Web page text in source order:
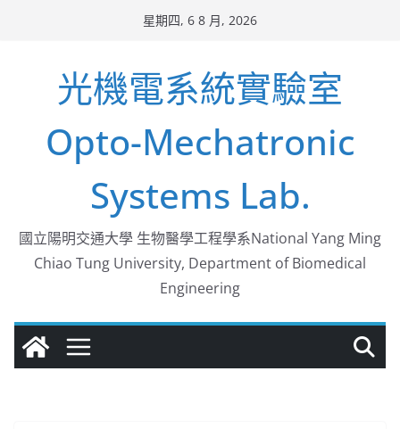
星期四, 6 8 月, 2026
光機電系統實驗室
Opto-Mechatronic
Systems Lab.
國立陽明交通大學 生物醫學工程學系National Yang Ming
Chiao Tung University, Department of Biomedical
Engineering